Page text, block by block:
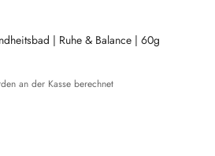
| Ruhe & Balance | 60g
an der Kasse berechnet